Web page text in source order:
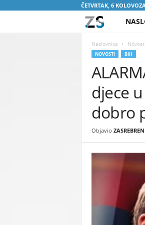
ČETVRTAK, 6
A
S
E
B
R
Naslovnica Novosti
NOVOSTI BIH
djece
dobro
Objavio